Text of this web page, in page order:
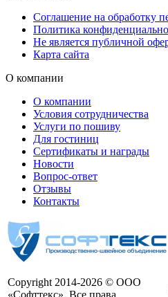
Соглашение на обработку
Политика
Не является публичной
Карта сайта
О компании
О компании
Условия сотрудничества
Услуги по пошиву
Для гостиниц
Сертификаты и награды
Новости
Вопрос-ответ
Отзывы
Контакты
Copyright 2014-2026 © ООО
«Софттекс». Все права